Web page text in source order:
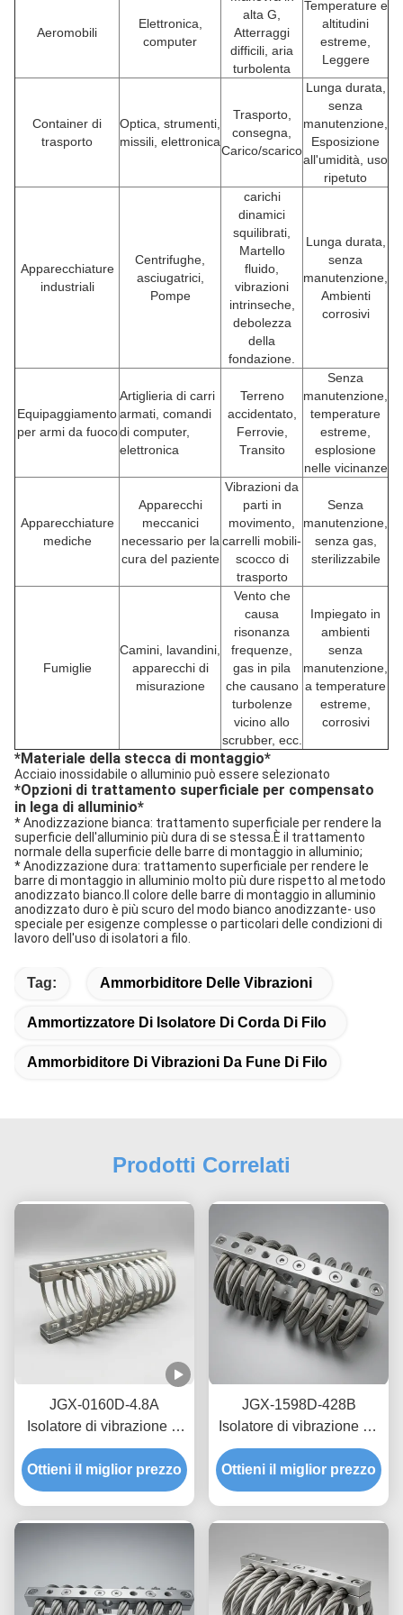
Aeromobili
Elettronica,
computer
alta G,
Atterraggi
difficili, aria
turbolenta
Temperature e
altitudini
estreme,
Leggere
Container di
trasporto
Optica, strumenti,
missili, elettronica
Trasporto,
consegna,
Carico/scarico
Lunga durata,
senza
manutenzione,
Esposizione
all'umidità, uso
ripetuto
Apparecchiature
industriali
Centrifughe,
asciugatrici,
Pompe
carichi
dinamici
squilibrati,
Martello
fluido,
vibrazioni
intrinseche,
debolezza
della
fondazione.
Lunga durata,
senza
manutenzione,
Ambienti
corrosivi
Equipaggiamento
per armi da fuoco
Artiglieria di carri
armati, comandi
di computer,
elettronica
Terreno
accidentato,
Ferrovie,
Transito
Senza
manutenzione,
temperature
estreme,
esplosione
nelle vicinanze
Apparecchiature
mediche
Apparecchi
meccanici
necessario per la
cura del paziente
Vibrazioni da
parti in
movimento,
carrelli mobili-
scocco di
trasporto
Senza
manutenzione,
senza gas,
sterilizzabile
Fumiglie
Camini, lavandini,
apparecchi di
misurazione
Vento che
causa
risonanza
frequenze,
gas in pila
che causano
turbolenze
vicino allo
scrubber, ecc.
Impiegato in
ambienti
senza
manutenzione,
a temperature
estreme,
corrosivi
*Materiale della stecca di montaggio*
Acciaio inossidabile o alluminio può essere selezionato
*Opzioni di trattamento superficiale per compensato
in lega di alluminio*
* Anodizzazione bianca: trattamento superficiale per rendere la
superficie dell'alluminio più dura di se stessa.È il trattamento
normale della superficie delle barre di montaggio in alluminio;
* Anodizzazione dura: trattamento superficiale per rendere le
barre di montaggio in alluminio molto più dure rispetto al metodo
anodizzato bianco.Il colore delle barre di montaggio in alluminio
anodizzato duro è più scuro del modo bianco anodizzante- uso
speciale per esigenze complesse o particolari delle condizioni di
lavoro dell'uso di isolatori a filo.
Tag: Ammorbiditore Delle Vibrazioni
Ammortizzatore Di Isolatore Di Corda Di Filo
Ammorbiditore Di Vibrazioni Da Fune Di Filo
Prodotti Correlati
JGX-0160D-4.8A
Isolatore di vibrazione di
corda di filo marino
offshore, montaggio di
scossa in acciaio
Ottieni il miglior prezzo
JGX-1598D-428B
Isolatore di vibrazione da
corda di filo per la
protezione della
navigazione di transito
Ottieni il miglior prezzo